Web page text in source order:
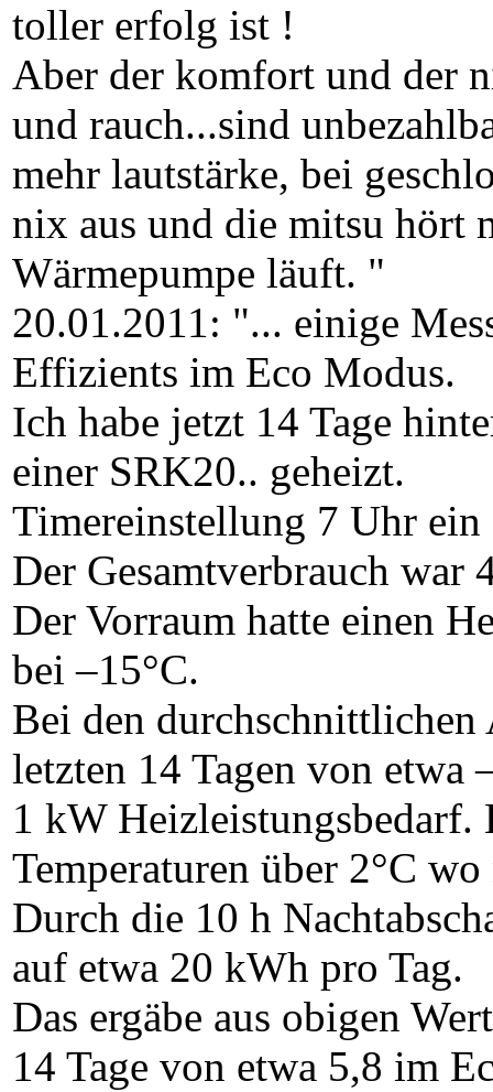
toller erfolg ist !
Aber der komfort und der
und rauch...sind
mehr lautstärke, bei
nix aus und die mitsu hört
Wärmepumpe läuft. "
20.01.2011: "... einige
Effizients im Eco Modus.
Ich habe jetzt 14 Tage
einer SRK20.. geheizt.
Timereinstellung 7 Uhr ein
Der Gesamtverbrauch war
Der Vorraum hatte einen
bei –15°C.
Bei den durchschnittlichen
letzten 14 Tagen von etwa
1 kW Heizleistungsbedarf.
Temperaturen über 2°C
Durch die 10 h
auf etwa 20 kWh pro Tag.
Das ergäbe aus obigen
14 Tage von etwa 5,8 im